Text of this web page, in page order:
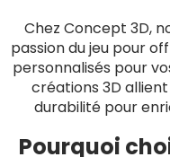
Chez Concept 3D,
passion du jeu pour
personnalisés pour
créations 3D
durabilité pour
Pourquoi